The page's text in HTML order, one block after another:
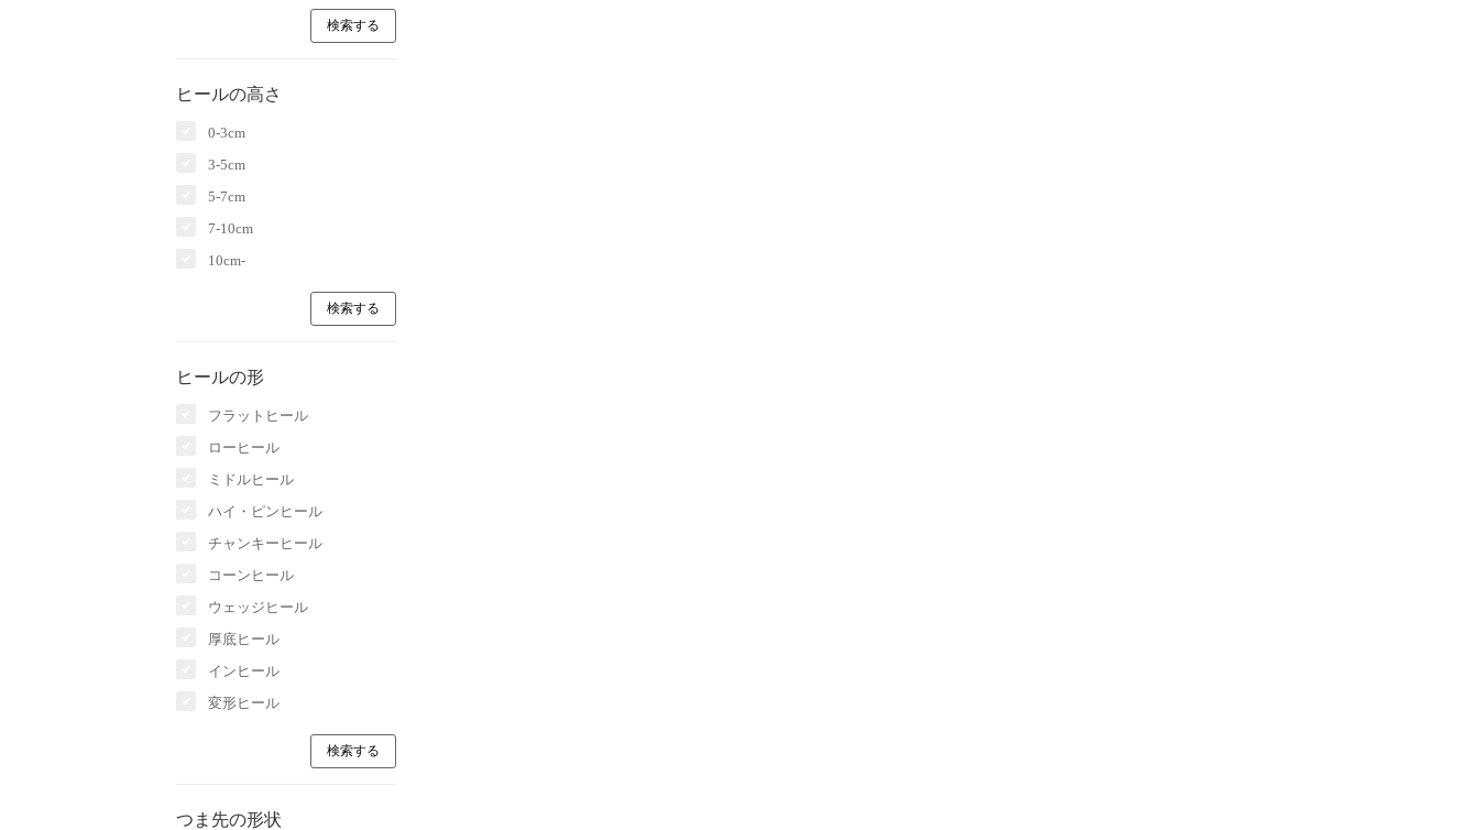
ヒールの高さ
0-3cm
3-5cm
5-7cm
7-10cm
10cm-
ヒールの形
フラットヒール
ローヒール
ミドルヒール
ハイ・ピンヒール
チャンキーヒール
コーンヒール
ウェッジヒール
厚底ヒール
インヒール
変形ヒール
つま先の形状